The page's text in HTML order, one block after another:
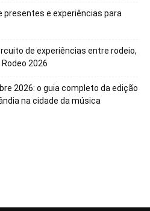
presentes e experiências para
de experiências entre rodeio,
2026
2026: o guia completo da edição
na cidade da música